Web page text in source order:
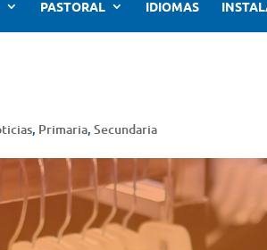
PASTORAL IDIOMAS
, Primaria,Secundaria